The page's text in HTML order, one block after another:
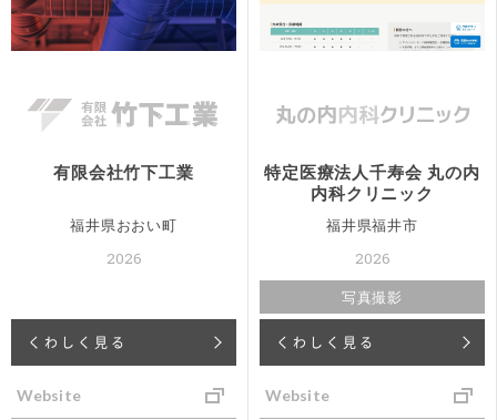
有限会社竹下工業
福井県おおい町
2026
くわしく見る
Website
特定医療法人千寿会 丸の内
内科クリニック
福井県福井市
2026
写真撮影
くわしく見る
Website